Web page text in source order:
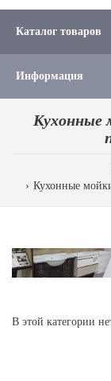
Каталог товаров
Информация
Кухонные
Кухонные
В этой категории